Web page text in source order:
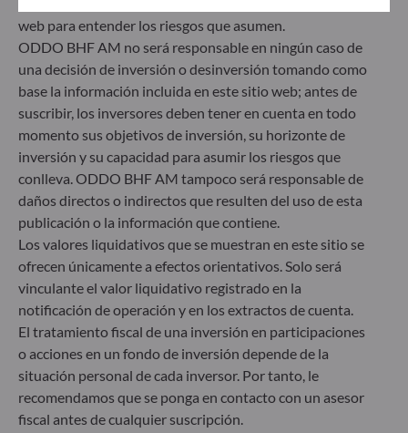
Francia
+33 1 44 51 80 28
Sociedad Gestora de Carteras autorizada por la Autorité
des Marchés Financiers (AMF) con el n.º GP 99011
* Entidad responsable del sitio web
ODDO BHF Asset Management GmbH
Herzogstraße 15
40217 Düsseldorf
Alemania
+49 (0) 211 239 24 01
Gallusanlage 8
60329 Frankfurt am Main
Alemania
+49 (0) 69 920 50 0
Sociedad Gestora de Carteras autorizada por la
Bundesanstalt für Finanzdienstleistungsaufsicht (“BaFin”)
Registro Comercial: HRB 11971 juzgado de primera
web para entender los riesgos que asumen.
ODDO BHF AM no será responsable en ningún caso de
una decisión de inversión o desinversión tomando como
base la información incluida en este sitio web; antes de
suscribir, los inversores deben tener en cuenta en todo
momento sus objetivos de inversión, su horizonte de
inversión y su capacidad para asumir los riesgos que
conlleva. ODDO BHF AM tampoco será responsable de
daños directos o indirectos que resulten del uso de esta
publicación o la información que contiene.
Los valores liquidativos que se muestran en este sitio se
ofrecen únicamente a efectos orientativos. Solo será
vinculante el valor liquidativo registrado en la
notificación de operación y en los extractos de cuenta.
El tratamiento fiscal de una inversión en participaciones
o acciones en un fondo de inversión depende de la
situación personal de cada inversor. Por tanto, le
recomendamos que se ponga en contacto con un asesor
fiscal antes de cualquier suscripción.